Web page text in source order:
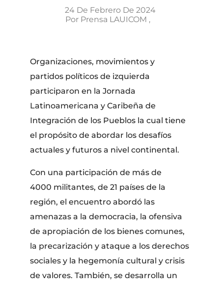
24 De Febrero De 2024
Por Prensa LAUICOM
Organizaciones, movimientos y
partidos políticos de izquierda
participaron en la Jornada
Latinoamericana y Caribeña de
Integración de los Pueblos la cual tiene
el propósito de abordar los desafíos
actuales y futuros a nivel continental.
Con una participación de más de
4000 militantes, de 21 países de la
región, el encuentro abordó las
amenazas a la democracia, la ofensiva
de apropiación de los bienes comunes,
la precarización y ataque a los derechos
sociales y la hegemonía cultural y crisis
de valores. También, se desarrolla un